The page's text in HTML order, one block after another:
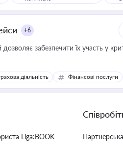
+6
забезпечити їх участь у
діяльність Фінансові послуги
Liga:BOOK